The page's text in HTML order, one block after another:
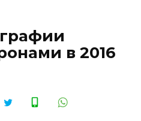
в 2016